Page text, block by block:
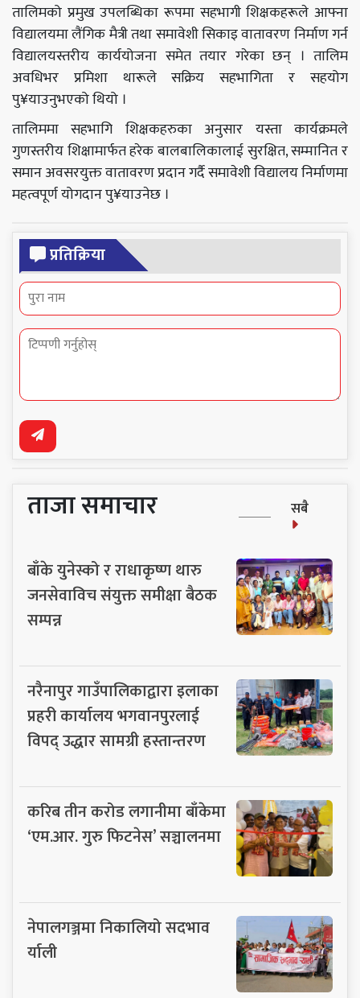
तालिमको प्रमुख उपलब्धिका रूपमा सहभागी शिक्षकहरूले आफ्ना
विद्यालयमा लैंगिक मैत्री तथा समावेशी सिकाइ वातावरण निर्माण गर्न
विद्यालयस्तरीय कार्ययोजना समेत तयार गरेका छन् । तालिम
अवधिभर प्रमिशा थारूले सक्रिय सहभागिता र सहयोग
पु¥याउनुभएको थियो ।
तालिममा सहभागि शिक्षकहरुका अनुसार यस्ता कार्यक्रमले
गुणस्तरीय शिक्षामार्फत हरेक बालबालिकालाई सुरक्षित, सम्मानित र
समान अवसरयुक्त वातावरण प्रदान गर्दै समावेशी विद्यालय निर्माणमा
महत्वपूर्ण योगदान पु¥याउनेछ ।
प्रतिक्रिया
ताजा समाचार सबै
बाँके युनेस्को र राधाकृष्ण थारु
जनसेवाविच संयुक्त समीक्षा बैठक
सम्पन्न
नरैनापुर गाउँपालिकाद्वारा इलाका
प्रहरी कार्यालय भगवानपुरलाई
विपद् उद्धार सामग्री हस्तान्तरण
करिब तीन करोड लगानीमा बाँकेमा
‘एम.आर. गुरु फिटनेस’ सञ्चालनमा
नेपालगञ्जमा निकालियो सदभाव
र्याली